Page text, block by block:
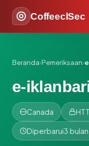
CoffeeclSec
Beranda›Pemeriksaan›
e-
Canada
Diperbarui3